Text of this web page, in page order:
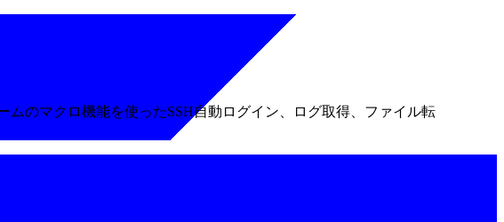
のマクロ機能を使ったSSH自動ログイン、ログ取得、ファイル転